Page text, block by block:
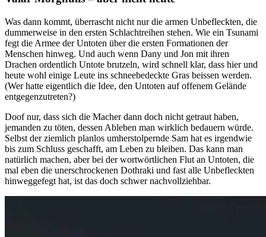
Was dann kommt, überrascht nicht nur die armen Unbefleckten, die
dummerweise in den ersten Schlachtreihen stehen. Wie ein Tsunami
fegt die Armee der Untoten über die ersten Formationen der
Menschen hinweg. Und auch wenn Dany und Jon mit ihren
Drachen ordentlich Untote brutzeln, wird schnell klar, dass hier und
heute wohl einige Leute ins schneebedeckte Gras beissen werden.
(Wer hatte eigentlich die Idee, den Untoten auf offenem Gelände
entgegenzutreten?)
Doof nur, dass sich die Macher dann doch nicht getraut haben,
jemanden zu töten, dessen Ableben man wirklich bedauern würde.
Selbst der ziemlich planlos umherstolpernde Sam hat es irgendwie
bis zum Schluss geschafft, am Leben zu bleiben. Das kann man
natürlich machen, aber bei der wortwörtlichen Flut an Untoten, die
mal eben die unerschrockenen Dothraki und fast alle Unbefleckten
hinweggefegt hat, ist das doch schwer nachvollziehbar.